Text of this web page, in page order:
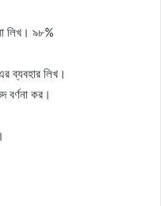
লিখ। ৯৮%
ব্যবহার লিখ।
বর্ণনা কর।